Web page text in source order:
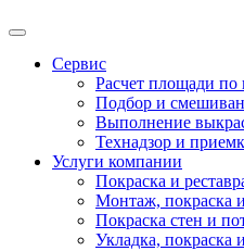
Сервис
Расчет площади по
Подбор и
Выполнение
Технадзор и
Услуги компании
Покраска и
Монтаж, покраска
Покраска стен и
Укладка, покраска